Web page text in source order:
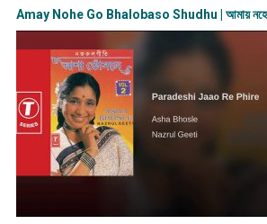
Amay Nohe Go Bhalobaso Shudhu | আমায় নহে